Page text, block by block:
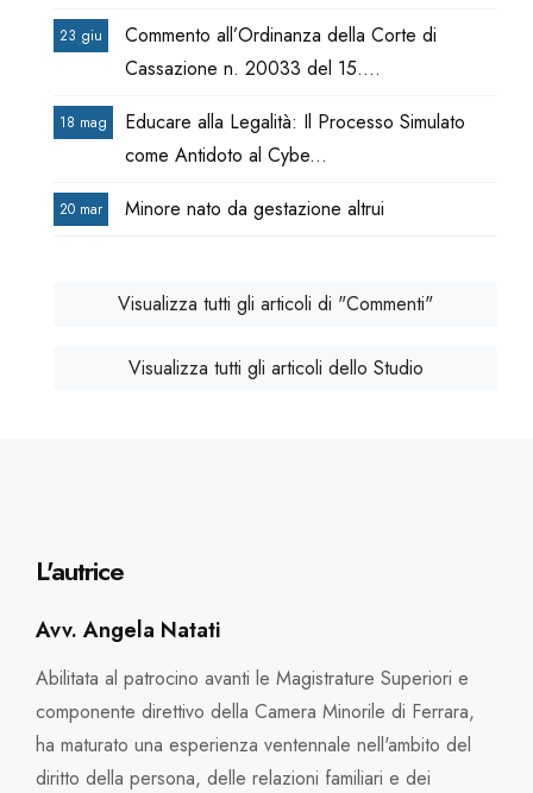
23 giu
Commento all’Ordinanza della Corte di
Cassazione n. 20033 del 15....
18 mag
Educare alla Legalità: Il Processo Simulato
come Antidoto al Cybe...
20 mar Minore nato da gestazione altrui
Visualizza tutti gli articoli di "Commenti"
Visualizza tutti gli articoli dello Studio
L'autrice
Avv. Angela Natati
Abilitata al patrocino avanti le Magistrature Superiori e
componente direttivo della Camera Minorile di Ferrara,
ha maturato una esperienza ventennale nell'ambito del
diritto della persona, delle relazioni familiari e dei